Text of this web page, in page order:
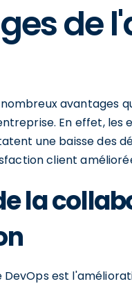
de
avantages
En effet, les
une baisse des
client
la
DevOps est